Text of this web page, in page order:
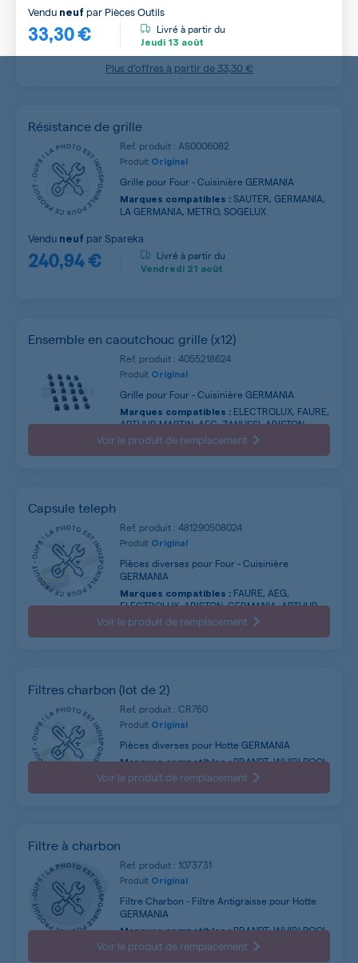
33,30 €
Vendu neuf par Pièces Outils
Livré à partir du
Jeudi 13 août
Plus d’offres à partir de 33,30 €
Résistance de grille
Ref. produit : AS0006082
Produit Original
Grille pour Four - Cuisinière GERMANIA
Marques compatibles : SAUTER, GERMANIA,
LA GERMANIA, METRO, SOGELUX
240,94 €
Vendu neuf parSpareka
Livré à partir du
Vendredi 21 août
Ensemble en caoutchouc grille (x12)
Ref. produit : 4055218624
Produit Original
Grille pour Four - Cuisinière GERMANIA
Marques compatibles : ELECTROLUX, FAURE,
ARTHUR MARTIN, AEG, ZANUSSI, ARISTON,
GERMANIA, HOTPOINT ARISTON, INDESIT,
WHIRLPOOL ...
Voir le produit de remplacement
Capsule teleph
Ref. produit : 481290508024
Produit Original
Pièces diverses pour Four - Cuisinière
GERMANIA
Marques compatibles : FAURE, AEG,
ELECTROLUX, ARISTON, GERMANIA, ARTHUR
MARTIN, HOTPOINT ARISTON, INDESIT,
WHIRLPOOL, IGNIS ...
Voir le produit de remplacement
Filtres charbon (lot de 2)
Ref. produit : CR760
Produit Original
Pièces diverses pour Hotte GERMANIA
Marques compatibles :BRANDT, WHIRLPOOL,
THERMOR, ROSIERES, SAUTER, FAGOR, CANDY,
ELECTROLUX, IKEA, SCHOLTES ...
Voir le produit de remplacement
Filtre à charbon
Ref. produit : 1073731
Produit Original
Filtre Charbon - Filtre Antigraisse pour Hotte
GERMANIA
Marques compatibles :BRANDT, WHIRLPOOL,
ROSIERES, SAUTER, THERMOR, FAGOR, CANDY,
ELECTROLUX, IKEA, SCHOLTES ...
Voir le produit de remplacement